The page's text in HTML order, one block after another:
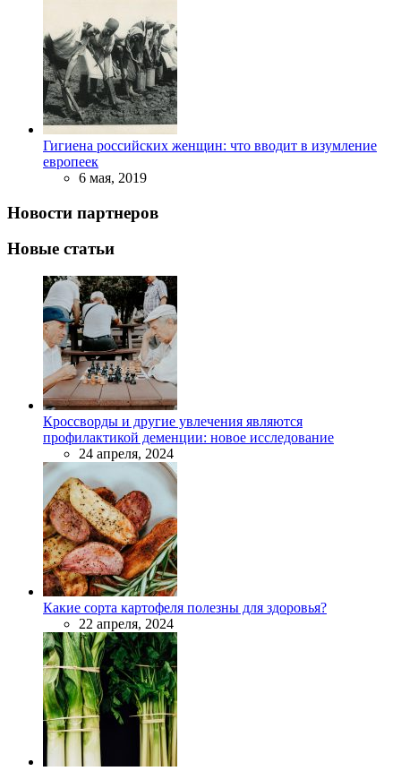
Гигиена российских женщин: что вводит в изумление
европеек
6 мая, 2019
Новости партнеров
Новые статьи
Кроссворды и другие увлечения являются
профилактикой деменции: новое исследование
24 апреля, 2024
Какие сорта картофеля полезны для здоровья?
22 апреля, 2024